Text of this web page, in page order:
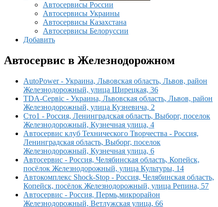
Автосервисы России
Автосервисы Украины
Автосервисы Казахстана
Автосервисы Белоруссии
Добавить
Автосервис в Железнодорожном
AutoPower - Украина, Львовская область, Львов, район
Железнодорожный, улица Щирецкая, 36
TDA-Сервіс - Украина, Львовская область, Львов, район
Железнодорожный, улица Кузневича, 2
Сто1 - Россия, Ленинградская область, Выборг, поселок
Железнодорожный, Кузнечная улица, 4
Автосервис клуб Технического Творчества - Россия,
Ленинградская область, Выборг, поселок
Железнодорожный, Кузнечная улица, 6
Автосервис - Россия, Челябинская область, Копейск,
посёлок Железнодорожный, улица Культуры, 14
Автокомплекс Shock-Stop - Россия, Челябинская область,
Копейск, посёлок Железнодорожный, улица Репина, 57
Автосервис - Россия, Пермь,микрорайон
Железнодорожный, Ветлужская улица, 66